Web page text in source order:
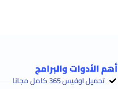
أهم الأدوات والبرامج
تحميل اوفيس 365 كامل مجانا